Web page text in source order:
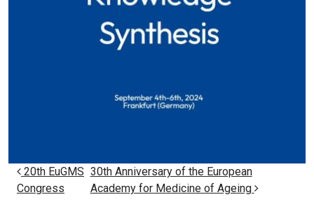
Nawigacja wpisu
20th EuGMS
Congress
30th Anniversary of the European
Academy for Medicine of Ageing